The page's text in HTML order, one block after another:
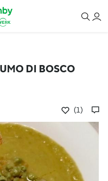
DI BOSCO
(1)